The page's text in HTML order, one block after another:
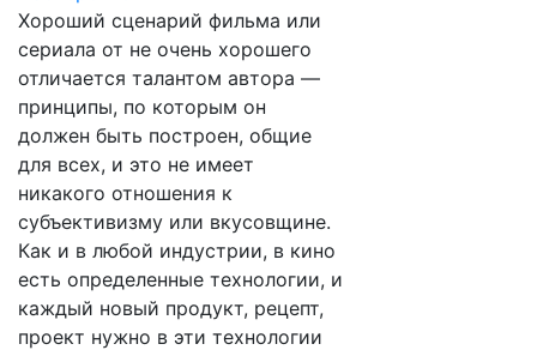
Хороший сценарий фильма или
сериала от не очень хорошего
отличается талантом автора —
принципы, по которым он
должен быть построен, общие
для всех, и это не имеет
никакого отношения к
субъективизму или вкусовщине.
Как и в любой индустрии, в кино
есть определенные технологии, и
каждый новый продукт, рецепт,
проект нужно в эти технологии